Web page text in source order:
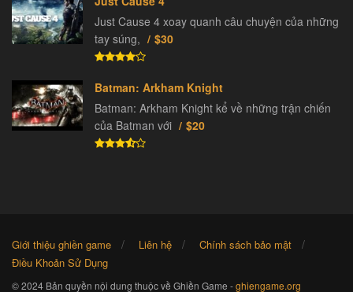
Just Cause 4 xoay quanh câu chuyện của những
tay súng,
$30
Batman: Arkham Knight
Batman: Arkham Knight kể về những trận chiến
của Batman với
$20
Giới thiệu ghiền game Liên hệ
Chính sách bảo mật
Điều Khoản Sử Dụng
© 2024 Bản quyền nội dung thuộc về Ghiền Game -ghiengame.org